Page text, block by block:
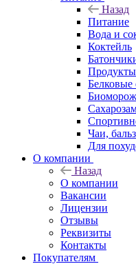
Назад
Питание
Вода и
Коктейль
Продукты
Белковые
Чаи,
Для
О компании
Назад
О компании
Вакансии
Лицензии
Отзывы
Реквизиты
Контакты
Покупателям